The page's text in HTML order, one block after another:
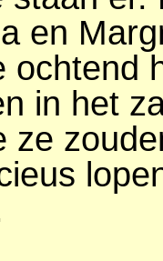
en
ochtend
in het
ze